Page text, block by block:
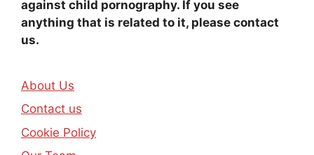
against child pornography. If you see
anything that is related to it, please contact
us.
About Us
Contact us
Cookie Policy